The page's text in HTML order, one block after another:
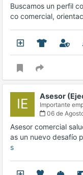
Buscamos un perfil
co comercial,
IE Asesor
Importante
06 de
Asesor comercial
as un nuevo desafío
s